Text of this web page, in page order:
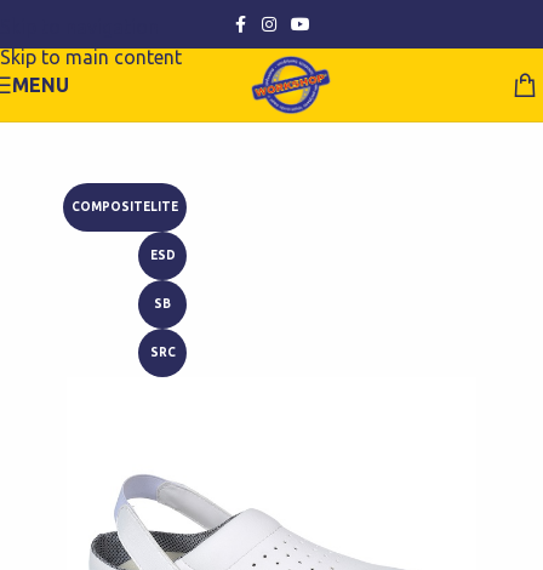
Skip to main content
MENU
COMPOSITELITE
ESD
SB
SRC